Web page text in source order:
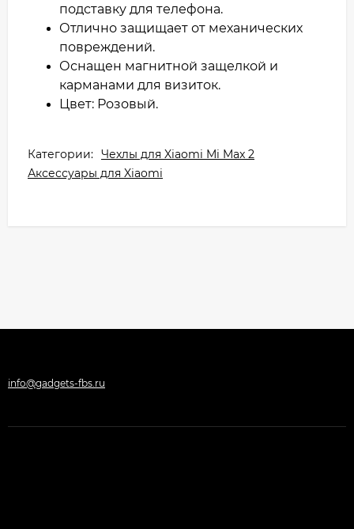
подставку для телефона.
Отлично защищает от механических
повреждений.
Оснащен магнитной защелкой и
карманами для визиток.
Цвет: Розовый.
Категории: Чехлы для Xiaomi Mi Max 2
Аксессуары для Xiaomi
info@gadgets-fbs.ru